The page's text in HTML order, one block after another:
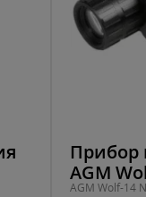
Прибор
AGM
AGM Wolf-14